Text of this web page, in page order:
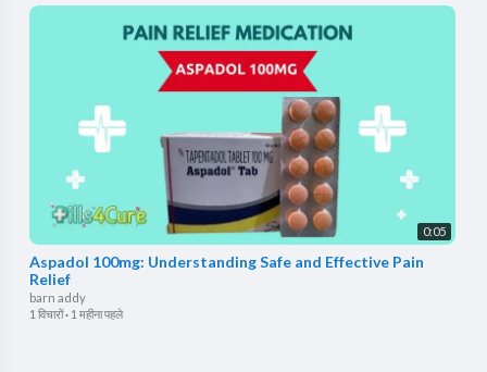
0:05
Aspadol 100mg: Understanding Safe and Effective Pain
Relief
barn addy
1 विचारों· 1 महीना पहले